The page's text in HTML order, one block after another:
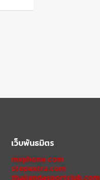
เว็บพันธมิตร
mxphone.com
stepextra.com
thailandesportclub.com